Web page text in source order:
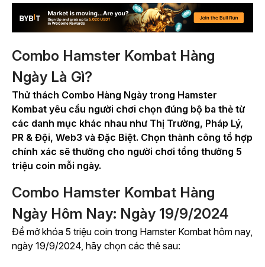
Combo Hamster Kombat Hàng
Ngày Là Gì?
Thử thách Combo Hàng Ngày trong Hamster
Kombat yêu cầu người chơi chọn đúng bộ ba thẻ từ
các danh mục khác nhau như Thị Trường, Pháp Lý,
PR & Đội, Web3 và Đặc Biệt. Chọn thành công tổ hợp
chính xác sẽ thưởng cho người chơi tổng thưởng 5
triệu coin mỗi ngày.
Combo Hamster Kombat Hàng
Ngày Hôm Nay: Ngày 19/9/2024
Để mở khóa 5 triệu coin trong Hamster Kombat hôm nay,
ngày 19/9/2024, hãy chọn các thẻ sau: